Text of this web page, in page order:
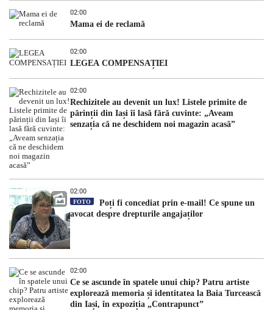
02:00
Mama ei de reclamă
02:00
LEGEA COMPENSAȚIEI
02:00
Rechizitele au devenit un lux! Listele primite de
părinții din Iași îi lasă fără cuvinte: „Aveam
senzația că ne deschidem noi magazin acasă”
02:00
FOTO
Poți fi concediat prin e-mail! Ce spune un
avocat despre drepturile angajaților
02:00
Ce se ascunde în spatele unui chip? Patru artiste
explorează memoria și identitatea la Baia Turcească
din Iași, în expoziția „Contrapunct”